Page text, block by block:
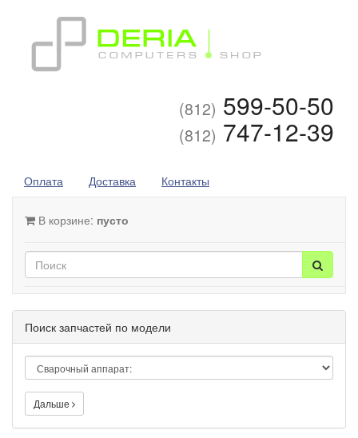
(812) 599-50-50
(812) 747-12-39
Оплата Доставка Контакты
В корзине: пусто
Поиск запчастей по модели
Дальше